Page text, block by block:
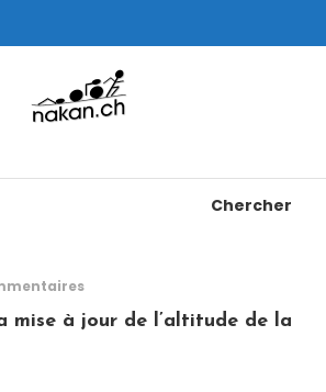
Chercher
mise à jour de l’altitude de la